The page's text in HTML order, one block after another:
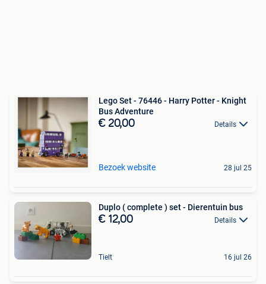
Lego Set - 76446 - Harry Potter - Knight
Bus Adventure
€ 20,00 Details
Bezoek website 28 jul 25
Duplo ( complete ) set - Dierentuin bus
€ 12,00 Details
Tielt 16 jul 26